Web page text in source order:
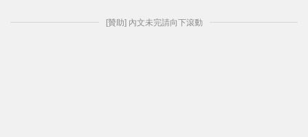
[贊助] 內文未完請向下滾動